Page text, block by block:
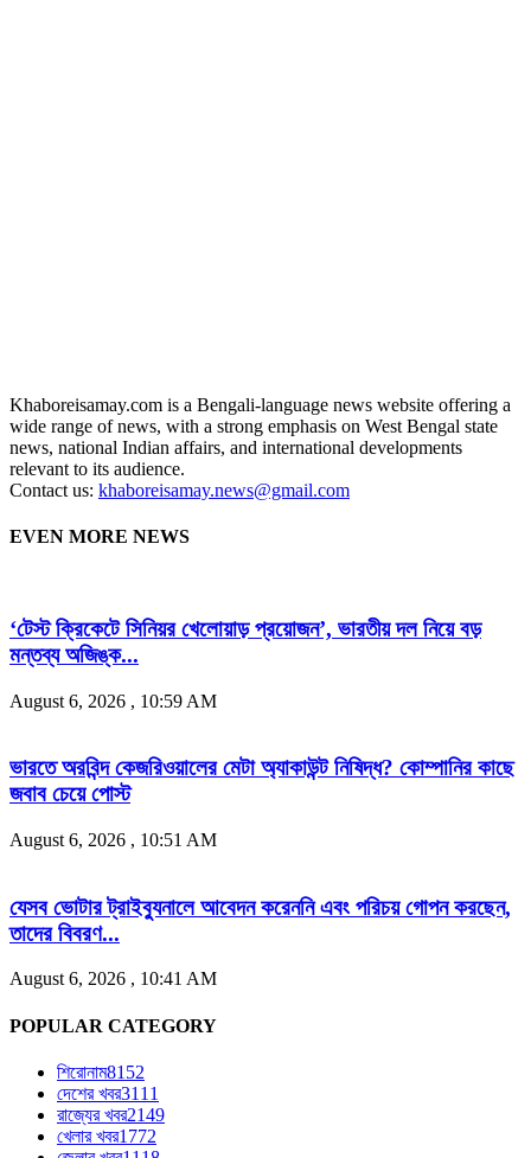
Khaboreisamay.com is a Bengali-language news website offering a
wide range of news, with a strong emphasis on West Bengal state
news, national Indian affairs, and international developments
relevant to its audience.
Contact us: khaboreisamay.news@gmail.com
EVEN MORE NEWS
‘টেস্ট ক্রিকেটে সিনিয়র খেলোয়াড় প্রয়োজন’, ভারতীয় দল নিয়ে বড়
মন্তব্য অজিঙ্ক...
August 6, 2026 , 10:59 AM
ভারতে অরবিন্দ কেজরিওয়ালের মেটা অ্যাকাউন্ট নিষিদ্ধ? কোম্পানির কাছে
জবাব চেয়ে পোস্ট
August 6, 2026 , 10:51 AM
যেসব ভোটার ট্রাইব্যুনালে আবেদন করেননি এবং পরিচয় গোপন করছেন,
তাদের বিবরণ...
August 6, 2026 , 10:41 AM
POPULAR CATEGORY
শিরোনাম8152
দেশের খবর3111
রাজ্যের খবর2149
খেলার খবর1772